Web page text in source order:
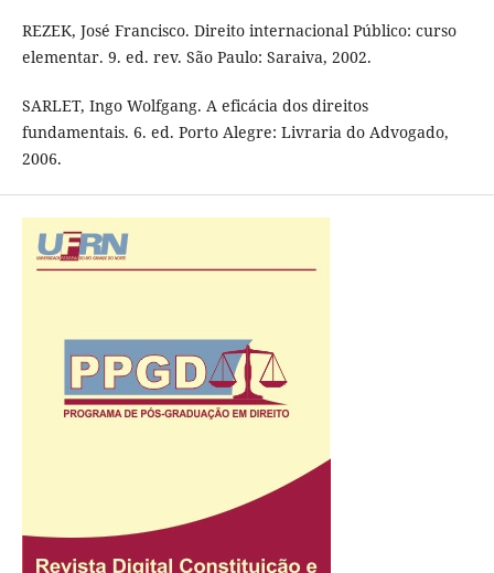
REZEK, José Francisco. Direito internacional Público: curso
elementar. 9. ed. rev. São Paulo: Saraiva, 2002.
SARLET, Ingo Wolfgang. A eficácia dos direitos
fundamentais. 6. ed. Porto Alegre: Livraria do Advogado,
2006.